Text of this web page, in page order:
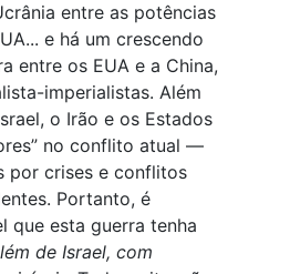
entre as potências
e há um crescendo
entre os EUA e a China,
imperialistas. Além
o Irão e os Estados
no conflito atual —
por crises e conflitos
Portanto, é
que esta guerra tenha
de Israel, com